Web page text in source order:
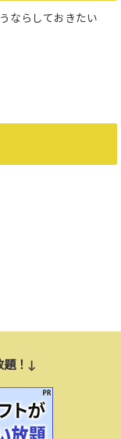
ならしておきたい
題！↓